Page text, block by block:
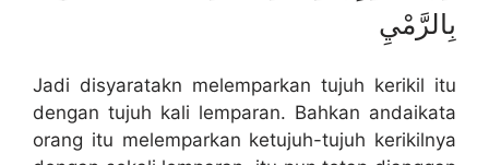
بِالرَّمْيِ
Jadi disyaratakn melemparkan tujuh kerikil itu
dengan tujuh kali lemparan. Bahkan andaikata
orang itu melemparkan ketujuh-tujuh kerikilnya